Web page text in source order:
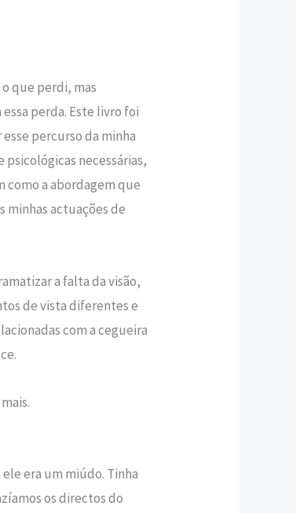
que perdi, mas
perda. Este livro foi
percurso da minha
psicológicas necessárias,
como a abordagem que
minhas actuações de
a falta da visão,
de vista diferentes e
com a cegueira
era um miúdo. Tinha
os directos do